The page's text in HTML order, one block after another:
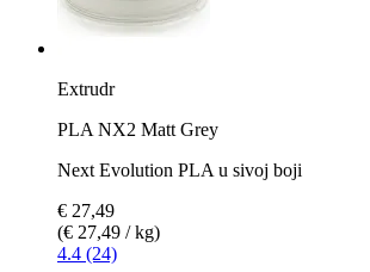
Extrudr
PLA NX2 Matt Grey
Next Evolution PLA u sivoj boji
€ 27,49
(€ 27,49 / kg)
4.4 (24)